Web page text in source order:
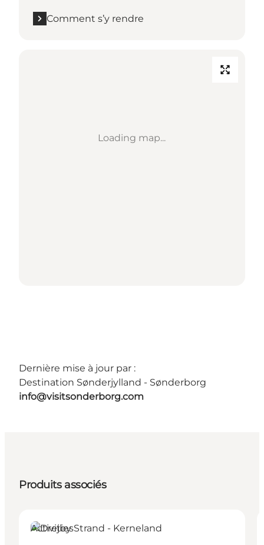
Comment s’y rendre
Loading map...
Dernière mise à jour par :
Destination Sønderjylland - Sønderborg
info@visitsonderborg.com
Produits associés
Activities